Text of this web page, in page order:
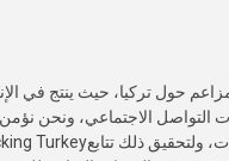
حول تركيا، حيث ينتج في
التواصل الاجتماعي، ونحن